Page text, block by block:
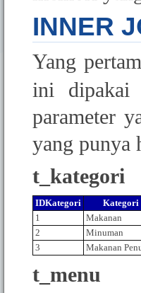
INNER
Yang
ini dipakai
parameter
yang punya
t_kategori
IDKategori
Kategori
1
Makanan
2
Minuman
3
Makanan
t_menu